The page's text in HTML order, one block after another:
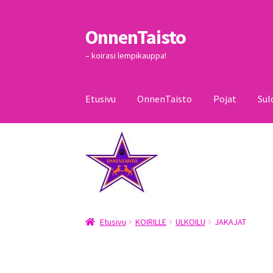
Siirry
navigointiin
Siirry
sisältöön
OnnenTaisto
– koirasi lempikauppa!
Etusivu OnnenTaisto Pojat
Kassa
Etusivu KOIRILLE ULKOILU JAKAJAT